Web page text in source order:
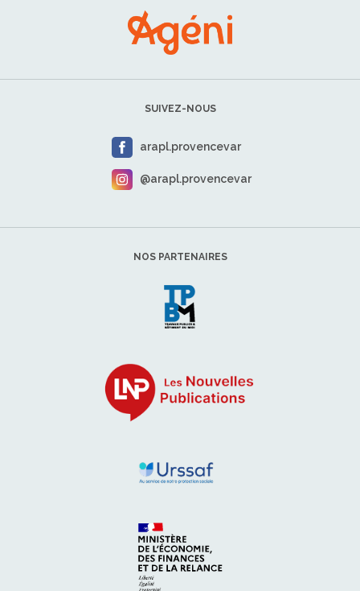
SUIVEZ-NOUS
arapl.provencevar
@arapl.provencevar
NOS PARTENAIRES